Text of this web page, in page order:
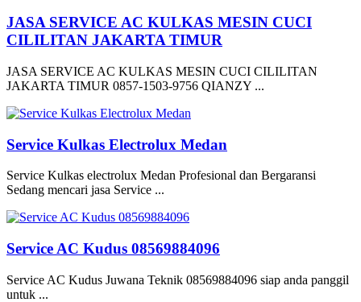
JASA SERVICE AC KULKAS MESIN CUCI
CILILITAN JAKARTA TIMUR
JASA SERVICE AC KULKAS MESIN CUCI CILILITAN
JAKARTA TIMUR 0857-1503-9756 QIANZY ...
Service Kulkas Electrolux Medan
Service Kulkas electrolux Medan Profesional dan Bergaransi
Sedang mencari jasa Service ...
Service AC Kudus 08569884096
Service AC Kudus Juwana Teknik 08569884096 siap anda panggil
untuk ...